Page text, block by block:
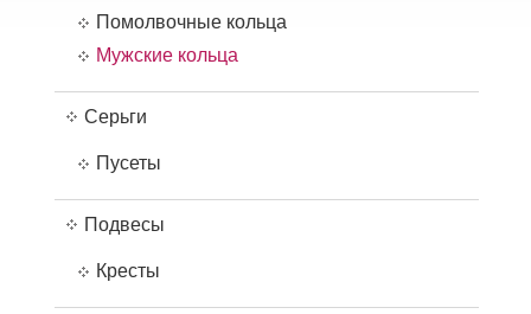
Помолвочные кольца
Мужские кольца
Серьги
Пусеты
Подвесы
Кресты